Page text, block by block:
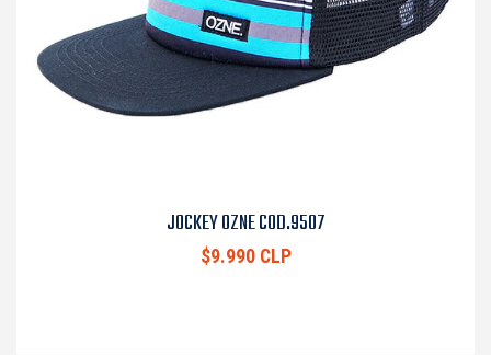
JOCKEY OZNE COD.9507
$9.990 CLP